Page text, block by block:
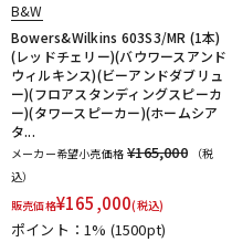
B&W
Bowers&Wilkins 603S3/MR (1本)
(レッドチェリー)(バウワースアンド
ウィルキンス)(ビーアンドダブリュ
ー)(フロアスタンディングスピーカ
ー)(タワースピーカー)(ホームシア
タ...
メーカー希望小売価格 ¥165,000
（税
込）
販売価格¥165,000(税込)
ポイント：1% (1500pt)